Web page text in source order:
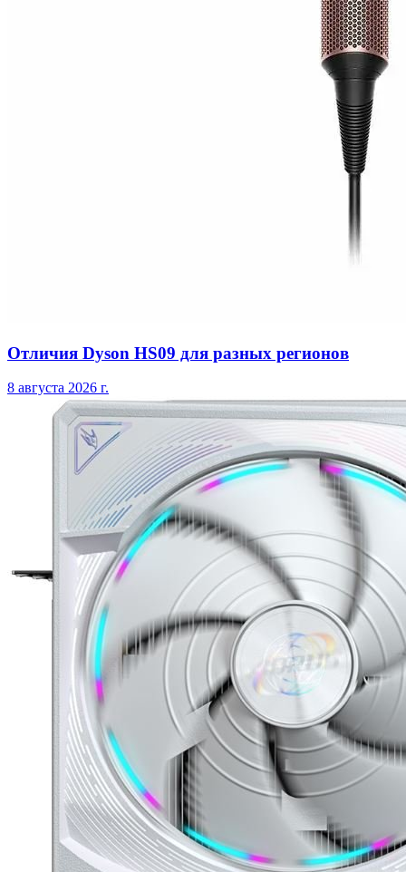
Отличия Dyson HS09 для разных регионов
8 августа 2026 г.